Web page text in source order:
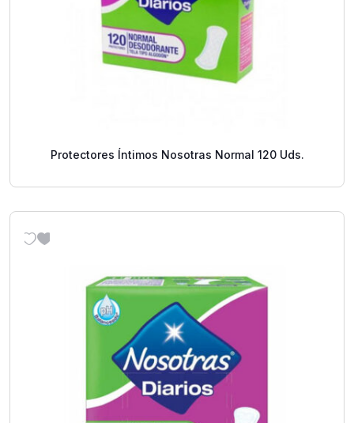
Protectores Íntimos Nosotras Normal 120 Uds.